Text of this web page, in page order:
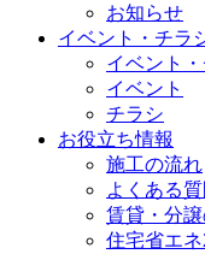
お知らせ
イベント・チラ
イベント
イベント
チラシ
お役立ち情報
施工の流れ
よくある質
賃貸・分
住宅省エ